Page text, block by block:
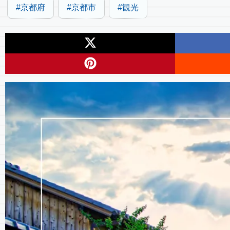
京都府 京都市 観光